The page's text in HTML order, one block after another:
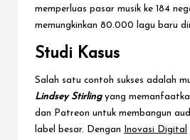
memperluas pasar musik ke 184
memungkinkan 80.000 lagu baru
Studi Kasus
Salah satu contoh sukses adalah
Lindsey Stirlingyang
dan Patreon untuk membangun
label besar. Dengan
Inovasi Digital